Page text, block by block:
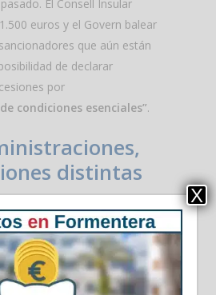
El Consell Insular
euros y el Govern balear
que aún están
de declarar
por
condiciones esenciales”.
distintas
está en la contradicción
Mientras la normativa
el Consell Insular exige
activo todo el año. El
se ven empujados
X